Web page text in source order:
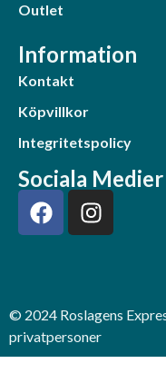
Outlet
Information
Kontakt
Köpvillkor
Integritetspolicy
Sociala Medier
© 2024 Roslagens
privatpersoner